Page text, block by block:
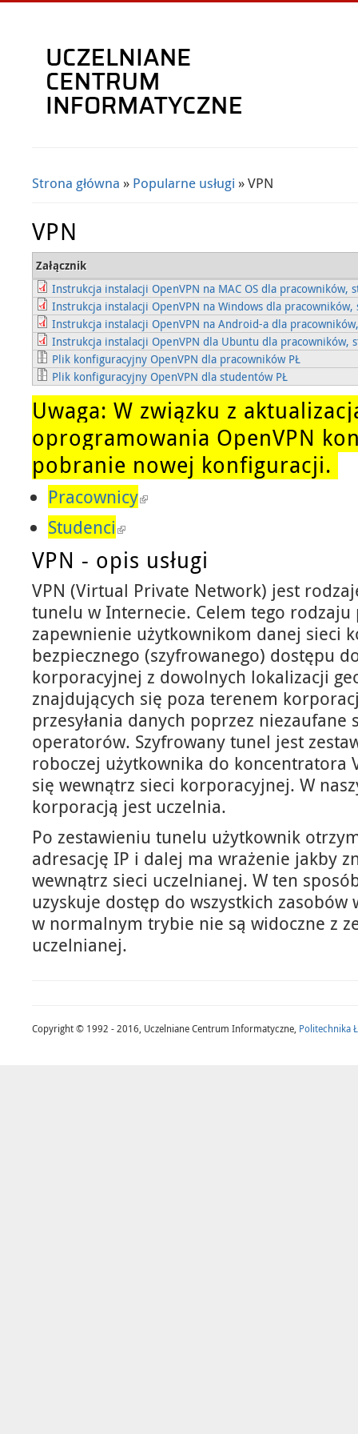
Jesteś tutaj
Strona główna » Popularne usługi » VPN
VPN
Załącznik
Instrukcja instalacji OpenVPN na MAC OS dla pracowników,
Instrukcja instalacji OpenVPN na Windows dla pracowników,
Instrukcja instalacji OpenVPN na Android-a dla
Instrukcja instalacji OpenVPN dla Ubuntu dla pracowników,
Plik konfiguracyjny OpenVPN dla pracowników PŁ
Plik konfiguracyjny OpenVPN dla studentów PŁ
Uwaga: W związku z
oprogramowania OpenVPN
pobranie nowej konfiguracji.
Pracownicy
Studenci
VPN - opis usługi
VPN (Virtual Private Network) jest
tunelu w Internecie. Celem tego rodzaju
zapewnienie użytkownikom danej sieci
bezpiecznego (szyfrowanego) dostępu
korporacyjnej z dowolnych lokalizacji
znajdujących się poza terenem
przesyłania danych poprzez niezaufane
operatorów. Szyfrowany tunel jest
roboczej użytkownika do koncentratora
się wewnątrz sieci korporacyjnej. W
korporacją jest uczelnia.
Po zestawieniu tunelu użytkownik
adresację IP i dalej ma wrażenie jakby
wewnątrz sieci uczelnianej. W ten
uzyskuje dostęp do wszystkich
w normalnym trybie nie są widoczne z
uczelnianej.
Copyright © 1992 - 2016, Uczelniane Centrum Informatyczne, Politechnika